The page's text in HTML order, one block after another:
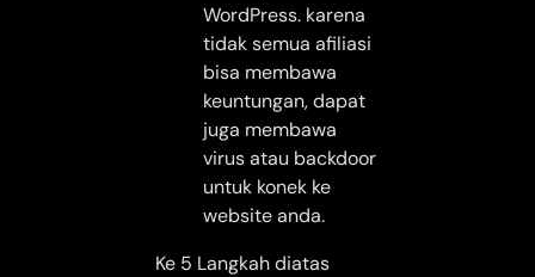
WordPress. karena
tidak semua afiliasi
bisa membawa
keuntungan, dapat
juga membawa
virus atau backdoor
untuk konek ke
website anda.
Ke 5 Langkah diatas